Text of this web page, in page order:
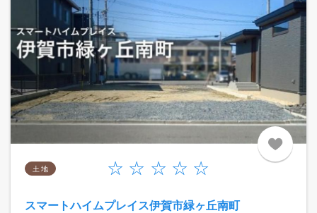
土 地
スマートハイムプレイス伊賀市緑ヶ丘南町